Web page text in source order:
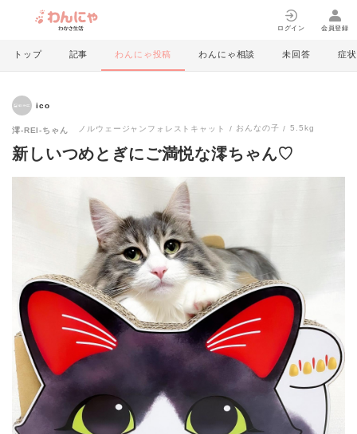
ログイン 会員登録
トップ 記事 わんにゃ投稿 わんにゃ相談 未回答 症状
ico
澪-REI-ちゃん ノルウェージャンフォレストキャット おんなの子 5.5kg
新しいつめとぎにご満悦な澪ちゃん♡